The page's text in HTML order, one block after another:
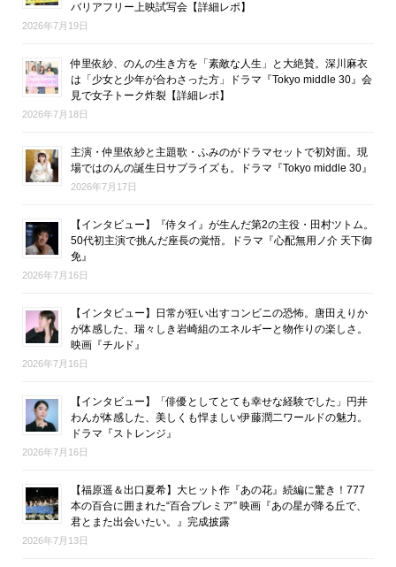
バリアフリー上映試写会【詳細レポ】
2026年7月19日
仲里依紗、のんの生き方を「素敵な人生」と大絶賛。深川麻衣
は「少女と少年が合わさった方」ドラマ『Tokyo middle 30』会
見で女子トーク炸裂【詳細レポ】
2026年7月18日
主演・仲里依紗と主題歌・ふみのがドラマセットで初対面。現
場ではのんの誕生日サプライズも。ドラマ『Tokyo middle 30』
2026年7月17日
【インタビュー】『侍タイ』が生んだ第2の主役・田村ツトム。
50代初主演で挑んだ座長の覚悟。ドラマ『心配無用ノ介 天下御
免』
2026年7月16日
【インタビュー】日常が狂い出すコンビニの恐怖。唐田えりか
が体感した、瑞々しき岩崎組のエネルギーと物作りの楽しさ。
映画『チルド』
2026年7月16日
【インタビュー】「俳優としてとても幸せな経験でした」円井
わんが体感した、美しくも悍ましい伊藤潤二ワールドの魅力。
ドラマ『ストレンジ』
2026年7月16日
【福原遥＆出口夏希】大ヒット作『あの花』続編に驚き！777
本の百合に囲まれた“百合プレミア” 映画『あの星が降る丘で、
君とまた出会いたい。』完成披露
2026年7月13日